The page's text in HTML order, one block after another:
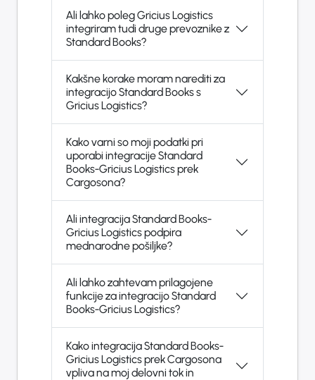
Ali lahko poleg Gricius Logistics
integriram tudi druge prevoznike z
Standard Books?
Kakšne korake moram narediti za
integracijo Standard Books s
Gricius Logistics?
Kako varni so moji podatki pri
uporabi integracije Standard
Books-Gricius Logistics prek
Cargosona?
Ali integracija Standard Books-
Gricius Logistics podpira
mednarodne pošiljke?
Ali lahko zahtevam prilagojene
funkcije za integracijo Standard
Books-Gricius Logistics?
Kako integracija Standard Books-
Gricius Logistics prek Cargosona
vpliva na moj delovni tok in